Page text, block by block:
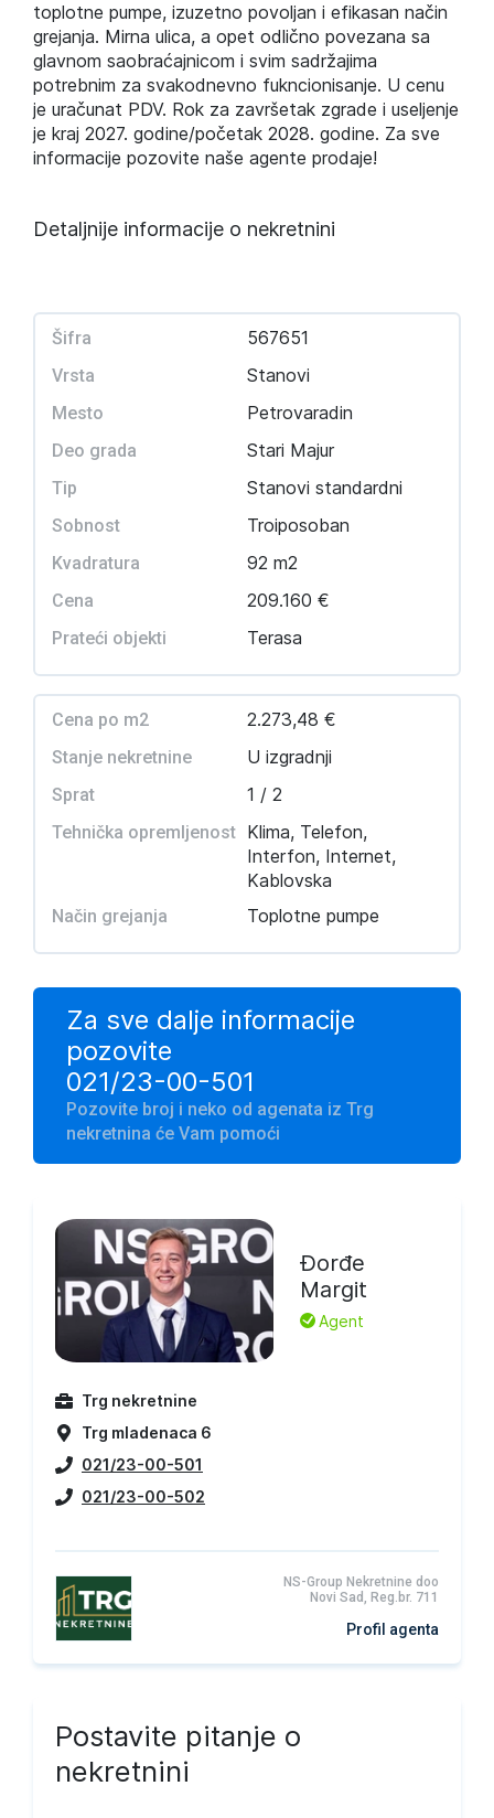
toplotne pumpe, izuzetno povoljan i efikasan način
grejanja. Mirna ulica, a opet odlično povezana sa
glavnom saobraćajnicom i svim sadržajima
potrebnim za svakodnevno fukncionisanje. U cenu
je uračunat PDV. Rok za završetak zgrade i useljenje
je kraj 2027. godine/početak 2028. godine. Za sve
informacije pozovite naše agente prodaje!
Detaljnije informacije o nekretnini
Šifra 567651
Vrsta Stanovi
Mesto Petrovaradin
Deo grada Stari Majur
Tip Stanovi standardni
Sobnost Troiposoban
Kvadratura 92 m2
Cena 209.160 €
Prateći objekti Terasa
Cena po m2 2.273,48 €
Stanje nekretnine U izgradnji
Sprat 1 / 2
Tehnička opremljenost Klima, Telefon,
Interfon, Internet,
Kablovska
Način grejanja Toplotne pumpe
Za sve dalje informacije
pozovite
021/23-00-501
Pozovite broj i neko od agenata iz Trg
nekretnina će Vam pomoći
Đorđe
Margit
L Agent
Trg nekretnine
Trg mladenaca 6
021/23-00-501
021/23-00-502
NS-Group Nekretnine doo
Novi Sad, Reg.br. 711
Profil agenta
Postavite pitanje o
nekretnini